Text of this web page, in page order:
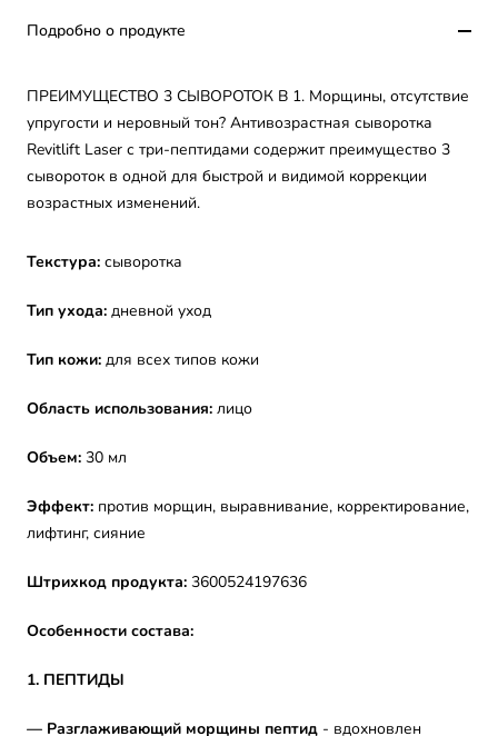
Подробно о продукте
ПРЕИМУЩЕСТВО 3 СЫВОРОТОК В 1. Морщины, отсутствие
упругости и неровный тон? Антивозрастная сыворотка
Revitlift Laser с три-пептидами содержит преимущество 3
сывороток в одной для быстрой и видимой коррекции
возрастных изменений.
Текстура: сыворотка
Тип ухода: дневной уход
Тип кожи: для всех типов кожи
Область использования: лицо
Объем: 30 мл
Эффект: против морщин, выравнивание, корректирование,
лифтинг, сияние
Штрихкод продукта: 3600524197636
Особенности состава:
1. ПЕПТИДЫ
— Разглаживающий морщины пептид - вдохновлен